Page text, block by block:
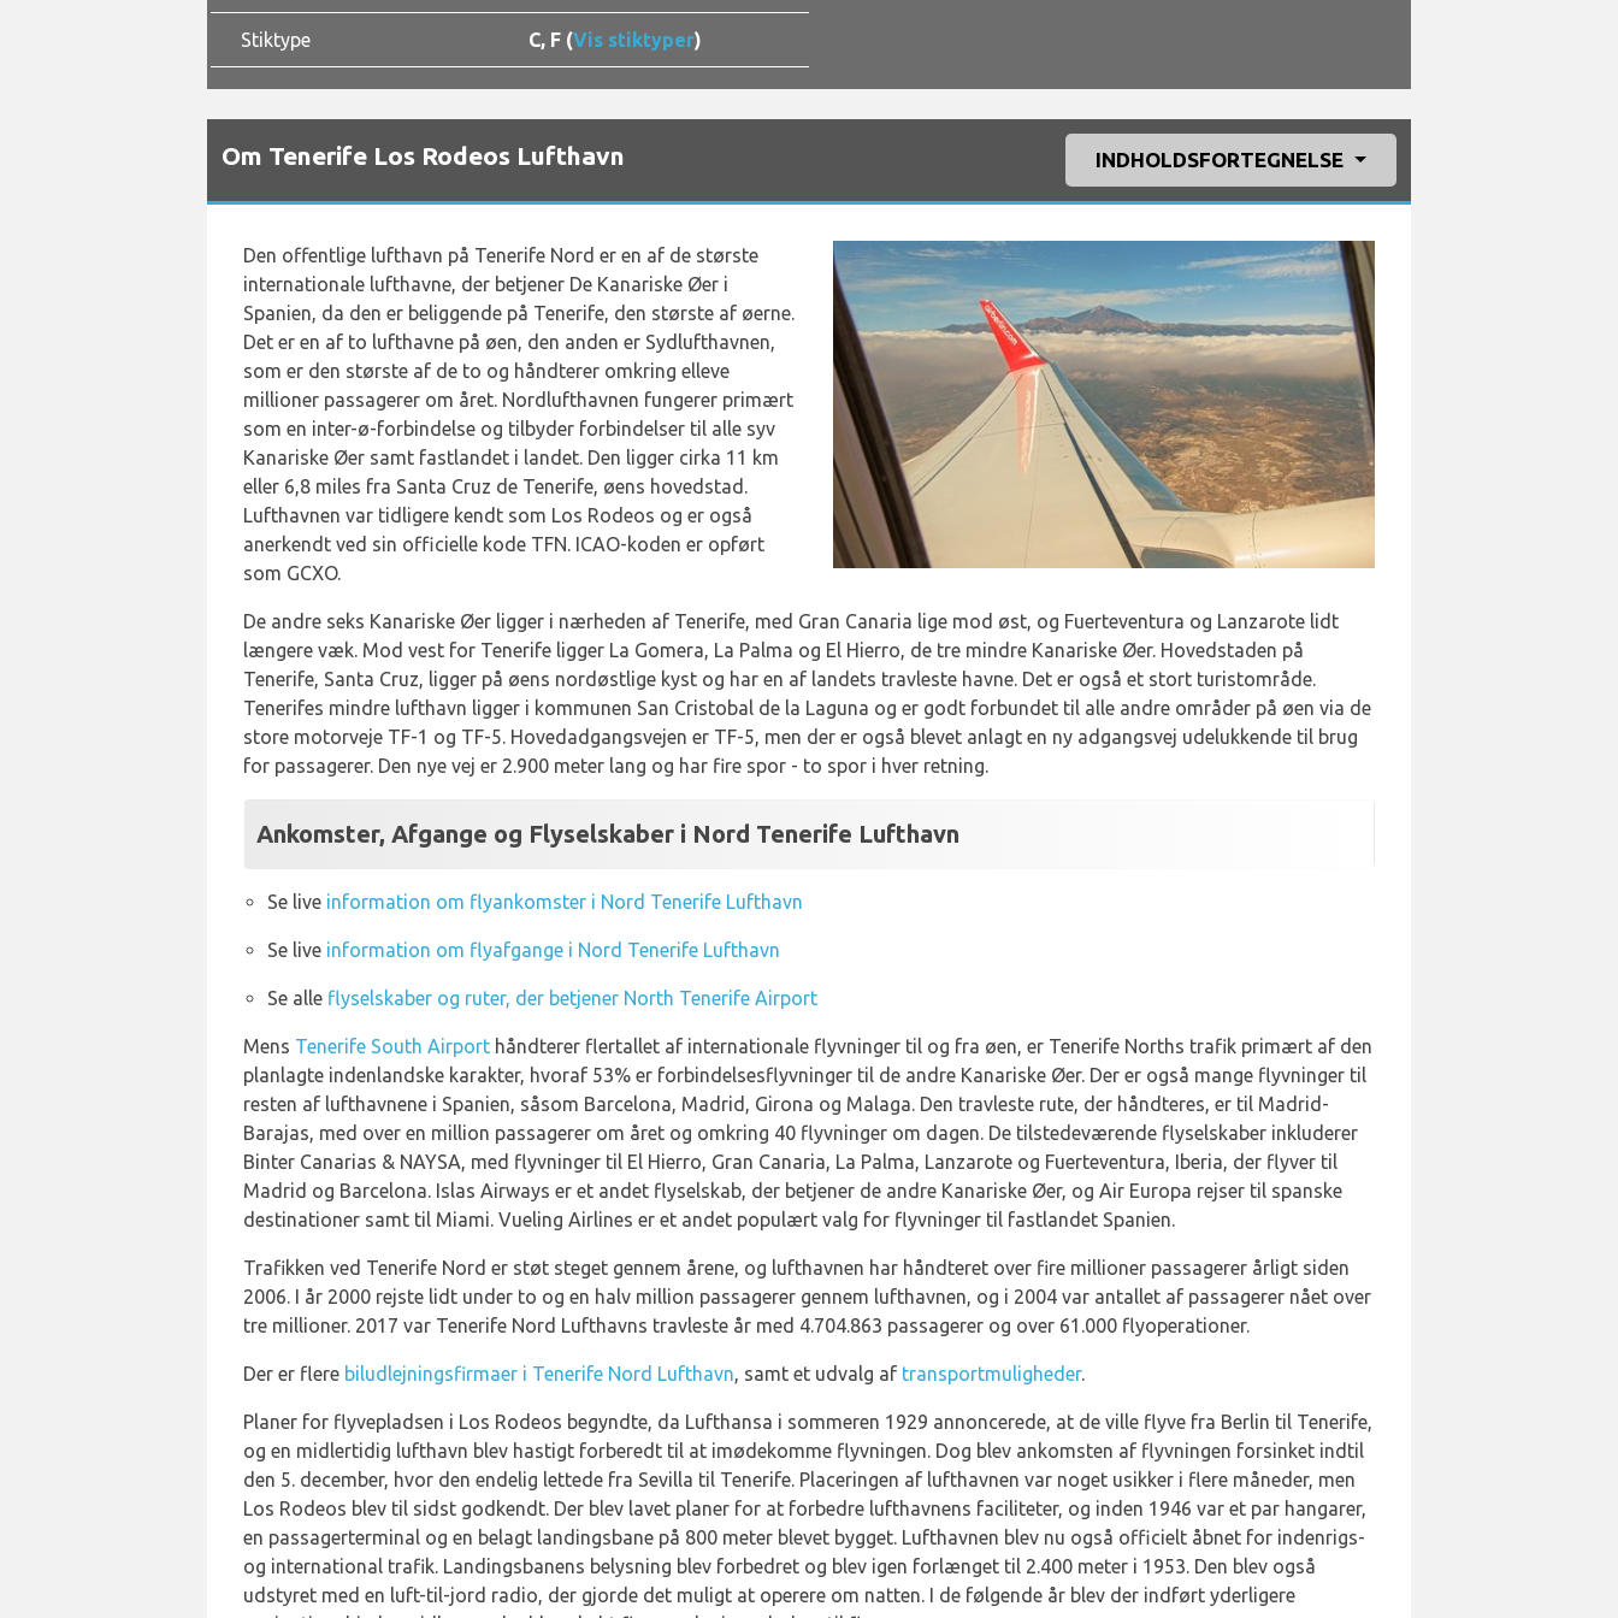
Stiktype C, F (Vis stiktyper)
Om Tenerife Los Rodeos Lufthavn INDHOLDSFORTEGNELSE
Den offentlige lufthavn på Tenerife Nord er en af de største
internationale lufthavne, der betjener De Kanariske Øer i
Spanien, da den er beliggende på Tenerife, den største af øerne.
Det er en af to lufthavne på øen, den anden er Sydlufthavnen,
som er den største af de to og håndterer omkring elleve
millioner passagerer om året. Nordlufthavnen fungerer primært
som en inter-ø-forbindelse og tilbyder forbindelser til alle syv
Kanariske Øer samt fastlandet i landet. Den ligger cirka 11 km
eller 6,8 miles fra Santa Cruz de Tenerife, øens hovedstad.
Lufthavnen var tidligere kendt som Los Rodeos og er også
anerkendt ved sin officielle kode TFN. ICAO-koden er opført
som GCXO.
De andre seks Kanariske Øer ligger i nærheden af Tenerife, med Gran Canaria lige mod øst, og Fuerteventura og Lanzarote lidt
længere væk. Mod vest for Tenerife ligger La Gomera, La Palma og El Hierro, de tre mindre Kanariske Øer. Hovedstaden på
Tenerife, Santa Cruz, ligger på øens nordøstlige kyst og har en af landets travleste havne. Det er også et stort turistområde.
Tenerifes mindre lufthavn ligger i kommunen San Cristobal de la Laguna og er godt forbundet til alle andre områder på øen via de
store motorveje TF-1 og TF-5. Hovedadgangsvejen er TF-5, men der er også blevet anlagt en ny adgangsvej udelukkende til brug
for passagerer. Den nye vej er 2.900 meter lang og har fire spor - to spor i hver retning.
Ankomster, Afgange og Flyselskaber i Nord Tenerife Lufthavn
Se live information om flyankomster i Nord Tenerife Lufthavn
Se live information om flyafgange i Nord Tenerife Lufthavn
Se alle flyselskaber og ruter, der betjener North Tenerife Airport
Mens Tenerife South Airport håndterer flertallet af internationale flyvninger til og fra øen, er Tenerife Norths trafik primært af den
planlagte indenlandske karakter, hvoraf 53% er forbindelsesflyvninger til de andre Kanariske Øer. Der er også mange flyvninger til
resten af lufthavnene i Spanien, såsom Barcelona, Madrid, Girona og Malaga. Den travleste rute, der håndteres, er til Madrid-
Barajas, med over en million passagerer om året og omkring 40 flyvninger om dagen. De tilstedeværende flyselskaber inkluderer
Binter Canarias & NAYSA, med flyvninger til El Hierro, Gran Canaria, La Palma, Lanzarote og Fuerteventura, Iberia, der flyver til
Madrid og Barcelona. Islas Airways er et andet flyselskab, der betjener de andre Kanariske Øer, og Air Europa rejser til spanske
destinationer samt til Miami. Vueling Airlines er et andet populært valg for flyvninger til fastlandet Spanien.
Trafikken ved Tenerife Nord er støt steget gennem årene, og lufthavnen har håndteret over fire millioner passagerer årligt siden
2006. I år 2000 rejste lidt under to og en halv million passagerer gennem lufthavnen, og i 2004 var antallet af passagerer nået over
tre millioner. 2017 var Tenerife Nord Lufthavns travleste år med 4.704.863 passagerer og over 61.000 flyoperationer.
Der er flere biludlejningsfirmaer i Tenerife Nord Lufthavn, samt et udvalg af transportmuligheder.
Planer for flyvepladsen i Los Rodeos begyndte, da Lufthansa i sommeren 1929 annoncerede, at de ville flyve fra Berlin til Tenerife,
og en midlertidig lufthavn blev hastigt forberedt til at imødekomme flyvningen. Dog blev ankomsten af flyvningen forsinket indtil
den 5. december, hvor den endelig lettede fra Sevilla til Tenerife. Placeringen af lufthavnen var noget usikker i flere måneder, men
Los Rodeos blev til sidst godkendt. Der blev lavet planer for at forbedre lufthavnens faciliteter, og inden 1946 var et par hangarer,
en passagerterminal og en belagt landingsbane på 800 meter blevet bygget. Lufthavnen blev nu også officielt åbnet for indenrigs-
og international trafik. Landingsbanens belysning blev forbedret og blev igen forlænget til 2.400 meter i 1953. Den blev også
udstyret med en luft-til-jord radio, der gjorde det muligt at operere om natten. I de følgende år blev der indført yderligere